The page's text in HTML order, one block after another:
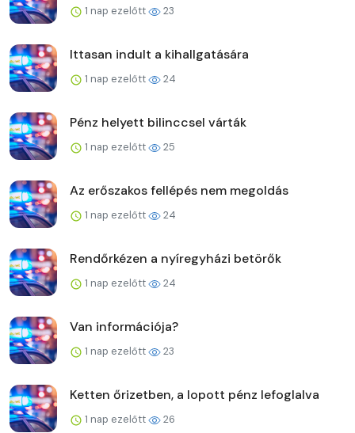
1 nap ezelőtt 23
Ittasan indult a kihallgatására
1 nap ezelőtt 24
Pénz helyett bilinccsel várták
1 nap ezelőtt 25
Az erőszakos fellépés nem megoldás
1 nap ezelőtt 24
Rendőrkézen a nyíregyházi betörők
1 nap ezelőtt 24
Van információja?
1 nap ezelőtt 23
Ketten őrizetben, a lopott pénz lefoglalva
1 nap ezelőtt 26